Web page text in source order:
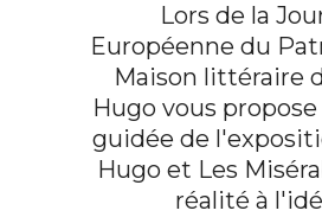
Lors de la
Européenne du
Maison littéraire
Hugo vous
guidée de
Hugo et Les
réalité à